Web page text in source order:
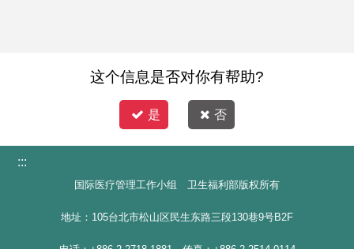
这个信息是否对你有帮助?
是 否
:::
国际医疗管理工作小组 卫生福利部版权所有
地址：105台北市松山区民生东路三段130巷9号B2F